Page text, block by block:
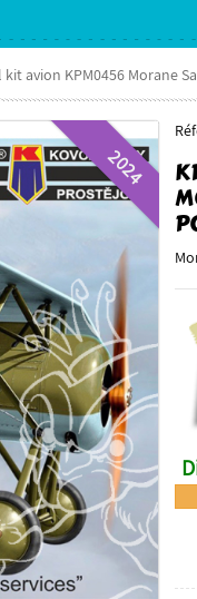
kit avion KPM0456 Morane
2024